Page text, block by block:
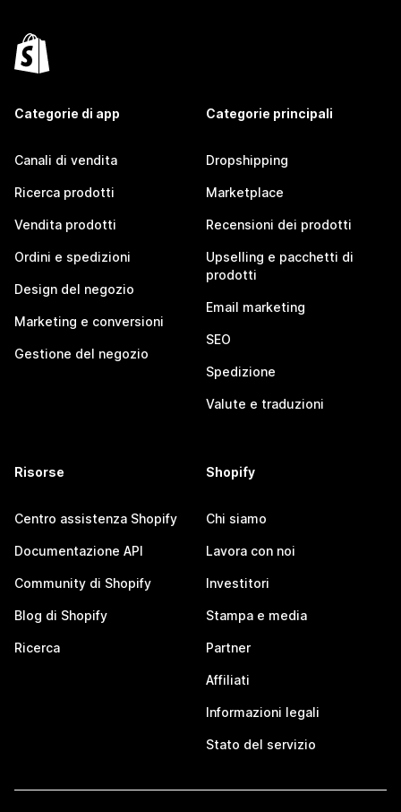
Categorie di app
Canali di vendita
Ricerca prodotti
Vendita prodotti
Ordini e spedizioni
Design del negozio
Marketing e conversioni
Gestione del negozio
Categorie principali
Dropshipping
Marketplace
Recensioni dei prodotti
Upselling e pacchetti di
prodotti
Email marketing
SEO
Spedizione
Valute e traduzioni
Risorse
Centro assistenza Shopify
Documentazione API
Community di Shopify
Blog di Shopify
Ricerca
Shopify
Chi siamo
Lavora con noi
Investitori
Stampa e media
Partner
Affiliati
Informazioni legali
Stato del servizio